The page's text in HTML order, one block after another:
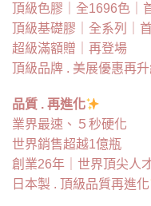
頂級色膠｜全1696色｜
頂級基礎膠｜全系列｜
超級滿額贈｜再登場
頂級品牌 . 美展優惠再
品質 . 再進化
業界最速、５秒硬化
世界銷售超越1億瓶
創業26年｜世界頂尖人
日本製 . 頂級品質再進化